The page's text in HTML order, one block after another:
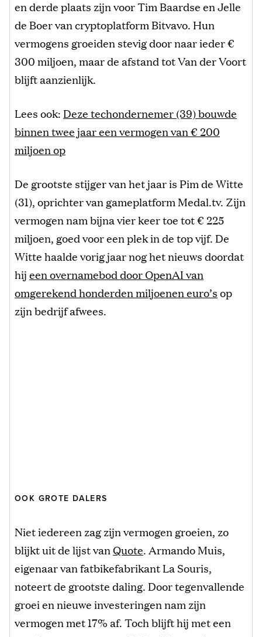
en derde plaats zijn voor Tim Baardse en Jelle
de Boer van cryptoplatform Bitvavo. Hun
vermogens groeiden stevig door naar ieder €
300 miljoen, maar de afstand tot Van der Voort
blijft aanzienlijk.
Lees ook: Deze techondernemer (39) bouwde
binnen twee jaar een vermogen van € 200
miljoen op
De grootste stijger van het jaar is Pim de Witte
(31), oprichter van gameplatform Medal.tv. Zijn
vermogen nam bijna vier keer toe tot € 225
miljoen, goed voor een plek in de top vijf. De
Witte haalde vorig jaar nog het nieuws doordat
hijeen overnamebod door OpenAI van
omgerekend honderden miljoenen euro’sop
zijn bedrijf afwees.
OOK GROTE DALERS
Niet iedereen zag zijn vermogen groeien, zo
blijkt uit de lijst vanQuote. Armando Muis,
eigenaar van fatbikefabrikant La Souris,
noteert de grootste daling. Door tegenvallende
groei en nieuwe investeringen nam zijn
vermogen met 17% af. Toch blijft hij met een